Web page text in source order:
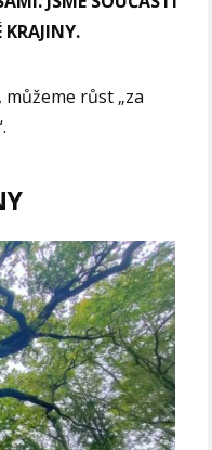
KRAJINY.
růst „za